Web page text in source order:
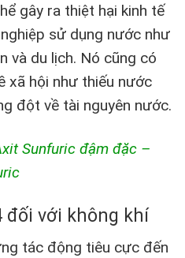
gây ra thiệt hại kinh tế
sử dụng nước như
và du lịch. Nó cũng có
xã hội như thiếu nước
đột về tài nguyên nước.
Sunfuric đậm đặc –
đối với không khí
tác động tiêu cực đến